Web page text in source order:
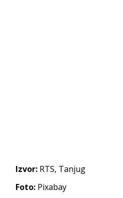
Izvor: RTS, Tanjug
Foto: Pixabay